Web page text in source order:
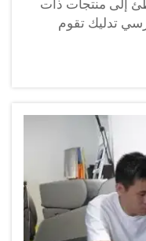
إلى منتجات ذات
تدليك تقوم
فقط إلى عدم رضا
جديد لكرسي